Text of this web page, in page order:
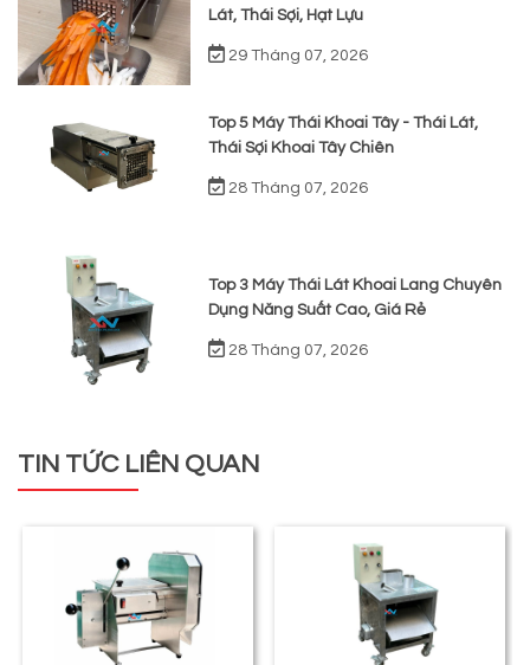
Lát, Thái Sợi, Hạt Lựu
29 Tháng 07, 2026
Top 5 Máy Thái Khoai Tây - Thái Lát,
Thái Sợi Khoai Tây Chiên
28 Tháng 07, 2026
Top 3 Máy Thái Lát Khoai Lang Chuyên
Dụng Năng Suất Cao, Giá Rẻ
28 Tháng 07, 2026
TIN TỨC LIÊN QUAN